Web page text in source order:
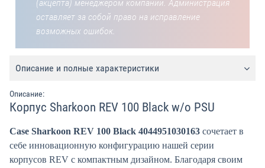
(акцепта) менеджером компании. Администрация
оставляет за собой право на исправление
возможных ошибок.
Описание и полные характеристики
Описание:
Корпус Sharkoon REV 100 Black w/o PSU
Case Sharkoon REV 100 Black 4044951030163 сочетает в
себе инновационную конфигурацию нашей серии
корпусов REV с компактным дизайном. Благодаря своим